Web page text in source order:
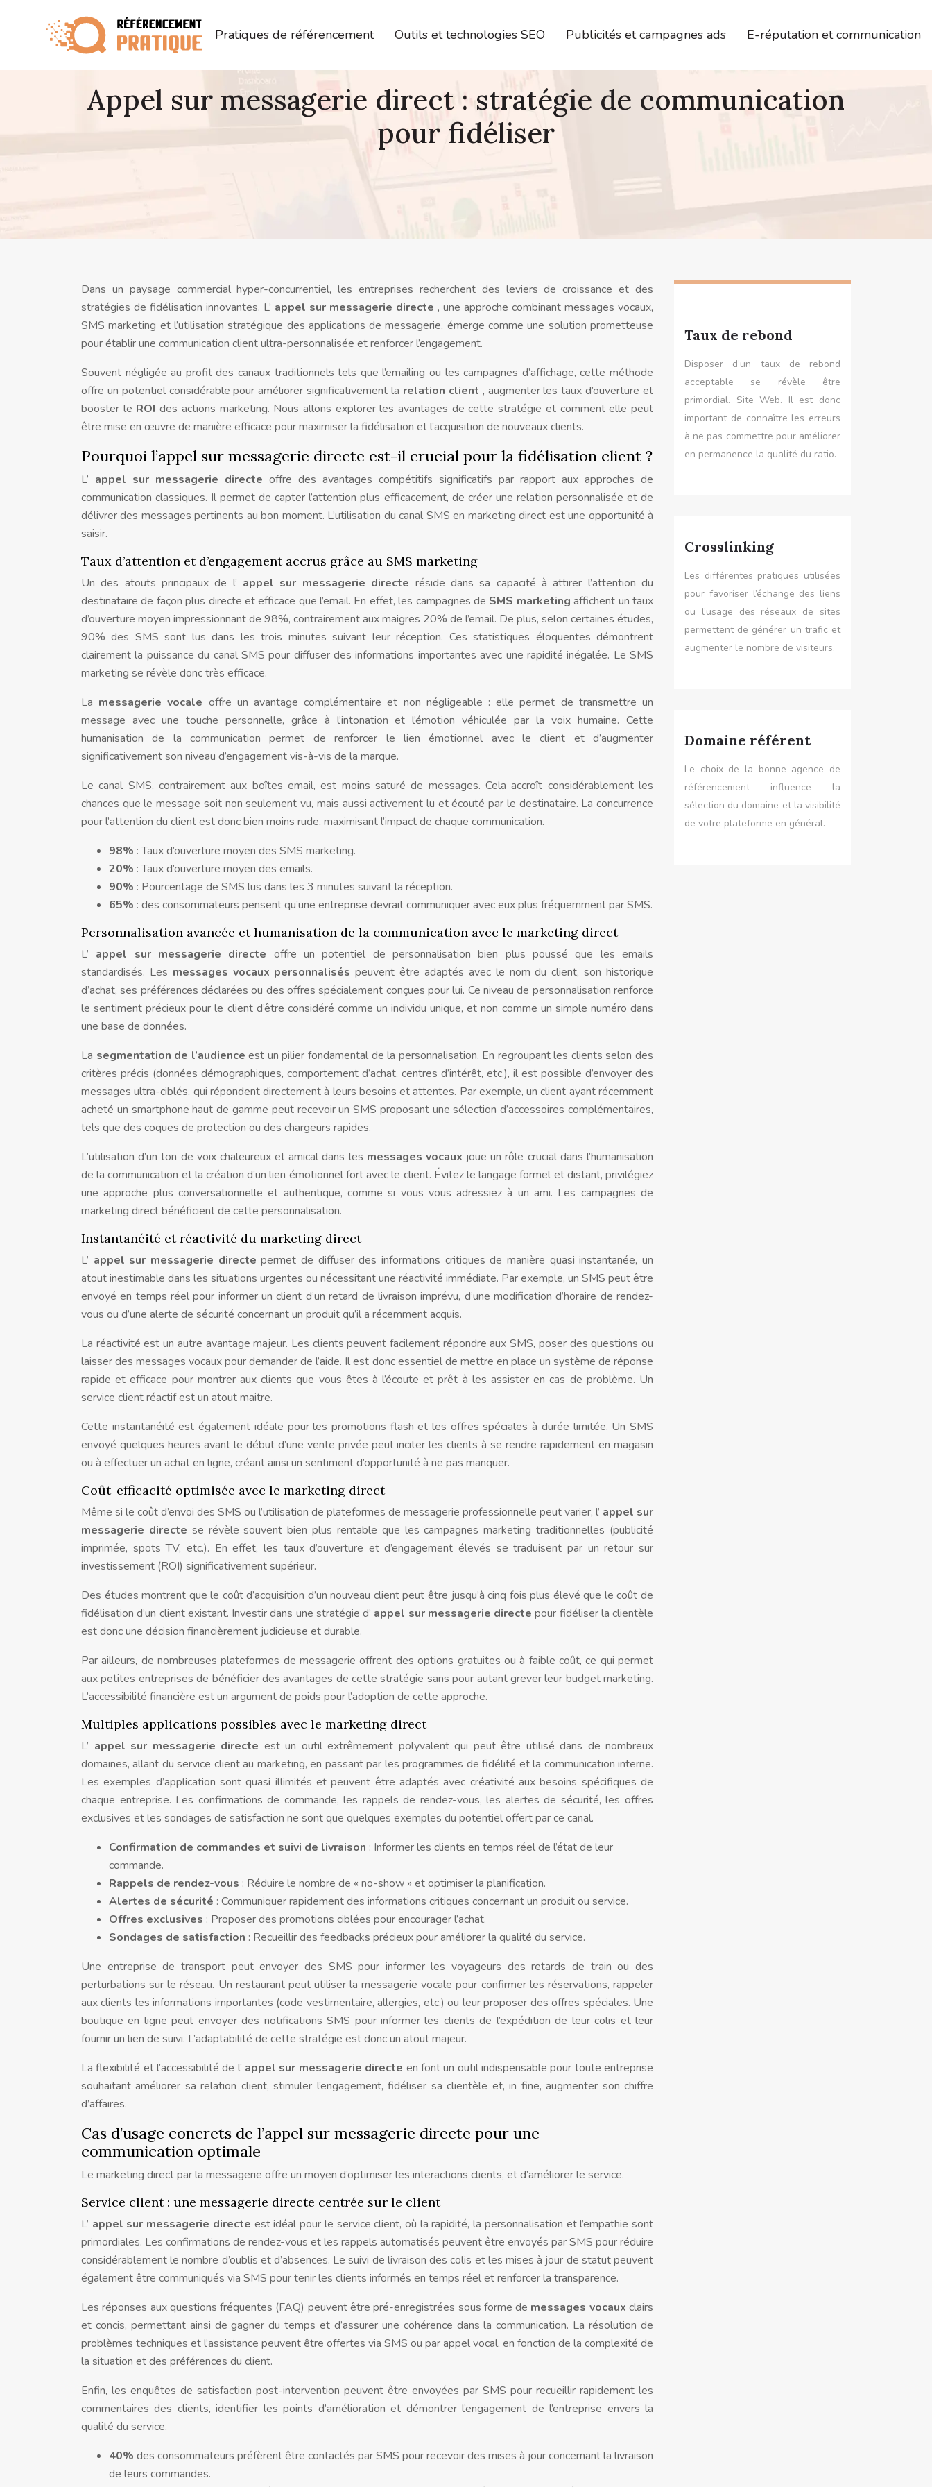
Pratiques de référencement Outils et technologies SEO Publicités et campagnes ads E-réputation et communication
Appel sur messagerie direct : stratégie de communication
pour fidéliser
Dans un paysage commercial hyper-concurrentiel, les entreprises recherchent des leviers de croissance et des
stratégies de fidélisation innovantes. L’ appel sur messagerie directe , une approche combinant messages vocaux,
SMS marketing et l’utilisation stratégique des applications de messagerie, émerge comme une solution prometteuse
pour établir une communication client ultra-personnalisée et renforcer l’engagement.
Souvent négligée au profit des canaux traditionnels tels que l’emailing ou les campagnes d’affichage, cette méthode
offre un potentiel considérable pour améliorer significativement la relation client , augmenter les taux d’ouverture et
booster le ROIdes actions marketing. Nous allons explorer les avantages de cette stratégie et comment elle peut
être mise en œuvre de manière efficace pour maximiser la fidélisation et l’acquisition de nouveaux clients.
Pourquoi l’appel sur messagerie directe est-il crucial pour la fidélisation client ?
L’ appel sur messagerie directe offre des avantages compétitifs significatifs par rapport aux approches de
communication classiques. Il permet de capter l’attention plus efficacement, de créer une relation personnalisée et de
délivrer des messages pertinents au bon moment. L’utilisation du canal SMS en marketing direct est une opportunité à
saisir.
Taux d’attention et d’engagement accrus grâce au SMS marketing
Un des atouts principaux de l’ appel sur messagerie directe réside dans sa capacité à attirer l’attention du
destinataire de façon plus directe et efficace que l’email. En effet, les campagnes de SMS marketingaffichent un taux
d’ouverture moyen impressionnant de 98%, contrairement aux maigres 20% de l’email. De plus, selon certaines études,
90% des SMS sont lus dans les trois minutes suivant leur réception. Ces statistiques éloquentes démontrent
clairement la puissance du canal SMS pour diffuser des informations importantes avec une rapidité inégalée. Le SMS
marketing se révèle donc très efficace.
La messagerie vocale offre un avantage complémentaire et non négligeable : elle permet de transmettre un
message avec une touche personnelle, grâce à l’intonation et l’émotion véhiculée par la voix humaine. Cette
humanisation de la communication permet de renforcer le lien émotionnel avec le client et d’augmenter
significativement son niveau d’engagement vis-à-vis de la marque.
Le canal SMS, contrairement aux boîtes email, est moins saturé de messages. Cela accroît considérablement les
chances que le message soit non seulement vu, mais aussi activement lu et écouté par le destinataire. La concurrence
pour l’attention du client est donc bien moins rude, maximisant l’impact de chaque communication.
98% : Taux d’ouverture moyen des SMS marketing.
20% : Taux d’ouverture moyen des emails.
90% : Pourcentage de SMS lus dans les 3 minutes suivant la réception.
65% : des consommateurs pensent qu’une entreprise devrait communiquer avec eux plus fréquemment par SMS.
Personnalisation avancée et humanisation de la communication avec le marketing direct
L’ appel sur messagerie directe offre un potentiel de personnalisation bien plus poussé que les emails
standardisés. Les messages vocaux personnaliséspeuvent être adaptés avec le nom du client, son historique
d’achat, ses préférences déclarées ou des offres spécialement conçues pour lui. Ce niveau de personnalisation renforce
le sentiment précieux pour le client d’être considéré comme un individu unique, et non comme un simple numéro dans
une base de données.
La segmentation de l’audienceest un pilier fondamental de la personnalisation. En regroupant les clients selon des
critères précis (données démographiques, comportement d’achat, centres d’intérêt, etc.), il est possible d’envoyer des
messages ultra-ciblés, qui répondent directement à leurs besoins et attentes. Par exemple, un client ayant récemment
acheté un smartphone haut de gamme peut recevoir un SMS proposant une sélection d’accessoires complémentaires,
tels que des coques de protection ou des chargeurs rapides.
L’utilisation d’un ton de voix chaleureux et amical dans les messages vocaux joue un rôle crucial dans l’humanisation
de la communication et la création d’un lien émotionnel fort avec le client. Évitez le langage formel et distant, privilégiez
une approche plus conversationnelle et authentique, comme si vous vous adressiez à un ami. Les campagnes de
marketing direct bénéficient de cette personnalisation.
Instantanéité et réactivité du marketing direct
L’ appel sur messagerie directepermet de diffuser des informations critiques de manière quasi instantanée, un
atout inestimable dans les situations urgentes ou nécessitant une réactivité immédiate. Par exemple, un SMS peut être
envoyé en temps réel pour informer un client d’un retard de livraison imprévu, d’une modification d’horaire de rendez-
vous ou d’une alerte de sécurité concernant un produit qu’il a récemment acquis.
La réactivité est un autre avantage majeur. Les clients peuvent facilement répondre aux SMS, poser des questions ou
laisser des messages vocaux pour demander de l’aide. Il est donc essentiel de mettre en place un système de réponse
rapide et efficace pour montrer aux clients que vous êtes à l’écoute et prêt à les assister en cas de problème. Un
service client réactif est un atout maitre.
Cette instantanéité est également idéale pour les promotions flash et les offres spéciales à durée limitée. Un SMS
envoyé quelques heures avant le début d’une vente privée peut inciter les clients à se rendre rapidement en magasin
ou à effectuer un achat en ligne, créant ainsi un sentiment d’opportunité à ne pas manquer.
Coût-efficacité optimisée avec le marketing direct
Même si le coût d’envoi des SMS ou l’utilisation de plateformes de messagerie professionnelle peut varier, l’ appel sur
messagerie directe se révèle souvent bien plus rentable que les campagnes marketing traditionnelles (publicité
imprimée, spots TV, etc.). En effet, les taux d’ouverture et d’engagement élevés se traduisent par un retour sur
investissement (ROI) significativement supérieur.
Des études montrent que le coût d’acquisition d’un nouveau client peut être jusqu’à cinq fois plus élevé que le coût de
fidélisation d’un client existant. Investir dans une stratégie d’ appel sur messagerie directepour fidéliser la clientèle
est donc une décision financièrement judicieuse et durable.
Par ailleurs, de nombreuses plateformes de messagerie offrent des options gratuites ou à faible coût, ce qui permet
aux petites entreprises de bénéficier des avantages de cette stratégie sans pour autant grever leur budget marketing.
L’accessibilité financière est un argument de poids pour l’adoption de cette approche.
Multiples applications possibles avec le marketing direct
L’ appel sur messagerie directe est un outil extrêmement polyvalent qui peut être utilisé dans de nombreux
domaines, allant du service client au marketing, en passant par les programmes de fidélité et la communication interne.
Les exemples d’application sont quasi illimités et peuvent être adaptés avec créativité aux besoins spécifiques de
chaque entreprise. Les confirmations de commande, les rappels de rendez-vous, les alertes de sécurité, les offres
exclusives et les sondages de satisfaction ne sont que quelques exemples du potentiel offert par ce canal.
Confirmation de commandes et suivi de livraison : Informer les clients en temps réel de l’état de leur
commande.
Rappels de rendez-vous : Réduire le nombre de « no-show » et optimiser la planification.
Alertes de sécurité : Communiquer rapidement des informations critiques concernant un produit ou service.
Offres exclusives : Proposer des promotions ciblées pour encourager l’achat.
Sondages de satisfaction : Recueillir des feedbacks précieux pour améliorer la qualité du service.
Une entreprise de transport peut envoyer des SMS pour informer les voyageurs des retards de train ou des
perturbations sur le réseau. Un restaurant peut utiliser la messagerie vocale pour confirmer les réservations, rappeler
aux clients les informations importantes (code vestimentaire, allergies, etc.) ou leur proposer des offres spéciales. Une
boutique en ligne peut envoyer des notifications SMS pour informer les clients de l’expédition de leur colis et leur
fournir un lien de suivi. L’adaptabilité de cette stratégie est donc un atout majeur.
La flexibilité et l’accessibilité de l’ appel sur messagerie directe en font un outil indispensable pour toute entreprise
souhaitant améliorer sa relation client, stimuler l’engagement, fidéliser sa clientèle et, in fine, augmenter son chiffre
d’affaires.
Cas d’usage concrets de l’appel sur messagerie directe pour une
communication optimale
Le marketing direct par la messagerie offre un moyen d’optimiser les interactions clients, et d’améliorer le service.
Service client : une messagerie directe centrée sur le client
L’ appel sur messagerie directe est idéal pour le service client, où la rapidité, la personnalisation et l’empathie sont
primordiales. Les confirmations de rendez-vous et les rappels automatisés peuvent être envoyés par SMS pour réduire
considérablement le nombre d’oublis et d’absences. Le suivi de livraison des colis et les mises à jour de statut peuvent
également être communiqués via SMS pour tenir les clients informés en temps réel et renforcer la transparence.
Les réponses aux questions fréquentes (FAQ) peuvent être pré-enregistrées sous forme de messages vocauxclairs
et concis, permettant ainsi de gagner du temps et d’assurer une cohérence dans la communication. La résolution de
problèmes techniques et l’assistance peuvent être offertes via SMS ou par appel vocal, en fonction de la complexité de
la situation et des préférences du client.
Enfin, les enquêtes de satisfaction post-intervention peuvent être envoyées par SMS pour recueillir rapidement les
commentaires des clients, identifier les points d’amélioration et démontrer l’engagement de l’entreprise envers la
qualité du service.
40% des consommateurs préfèrent être contactés par SMS pour recevoir des mises à jour concernant la livraison
de leurs commandes.
Taux de rebond
Disposer d’un taux de rebond
acceptable se révèle être
primordial. Site Web. Il est donc
important de connaître les erreurs
à ne pas commettre pour améliorer
en permanence la qualité du ratio.
Crosslinking
Les différentes pratiques utilisées
pour favoriser l’échange des liens
ou l’usage des réseaux de sites
permettent de générer un trafic et
augmenter le nombre de visiteurs.
Domaine référent
Le choix de la bonne agence de
référencement influence la
sélection du domaine et la visibilité
de votre plateforme en général.